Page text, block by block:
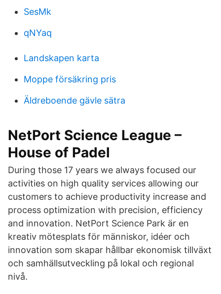
SesMk
qNYaq
Landskapen karta
Moppe försäkring pris
Äldreboende gävle sätra
NetPort Science League –
House of Padel
During those 17 years we always focused our
activities on high quality services allowing our
customers to achieve productivity increase and
process optimization with precision, efficiency
and innovation. NetPort Science Park är en
kreativ mötesplats för människor, idéer och
innovation som skapar hållbar ekonomisk tillväxt
och samhällsutveckling på lokal och regional
nivå.